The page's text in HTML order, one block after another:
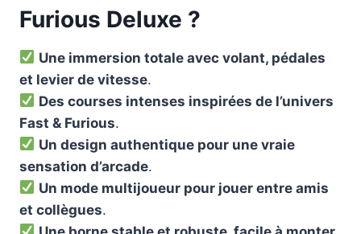
Furious Deluxe ?
Une immersion totale avec volant, pédales
et levier de vitesse.
Des courses intenses inspirées de l’univers
Fast & Furious.
Un design authentique pour une vraie
sensation d’arcade.
Un mode multijoueur pour jouer entre amis
et collègues.